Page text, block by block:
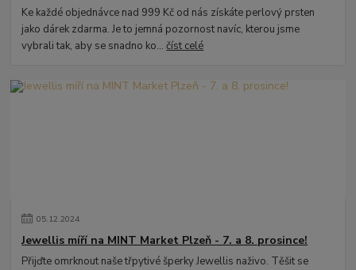
Ke každé objednávce nad 999 Kč od nás získáte perlový prsten
jako dárek zdarma. Je to jemná pozornost navíc, kterou jsme
vybrali tak, aby se snadno ko...číst celé
05.12.2024
Jewellis míří na MINT Market Plzeň - 7. a 8. prosince!
Přijďte omrknout naše třpytivé šperky Jewellis naživo. Těšit se